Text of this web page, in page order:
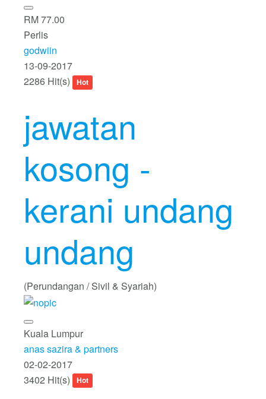
RM 77.00
Perlis
godwiin
13-09-2017
2286 Hit(s)
Hot
jawatan
kosong -
kerani undang
undang
(Perundangan / Sivil & Syariah)
Kuala Lumpur
anas sazira & partners
02-02-2017
3402 Hit(s)
Hot